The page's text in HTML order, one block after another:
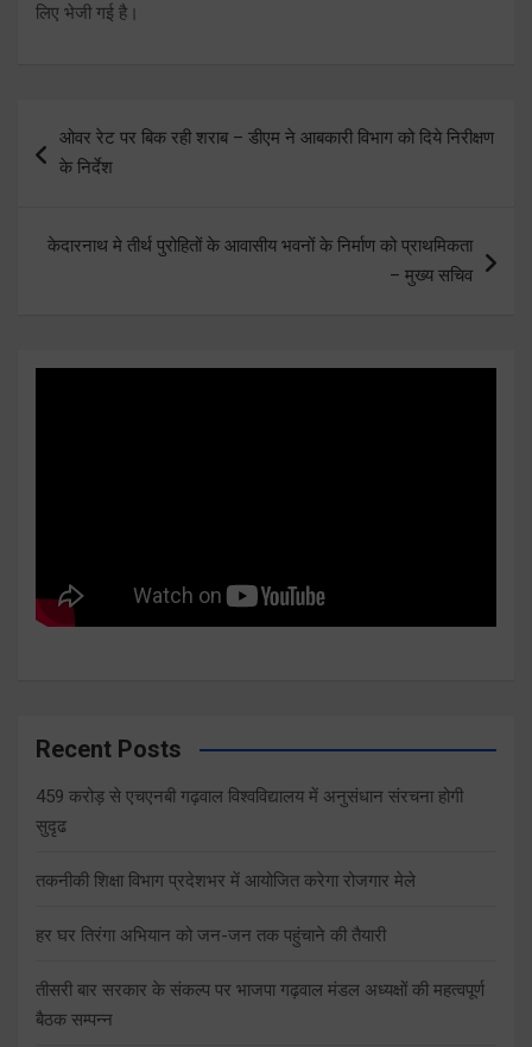
लिए भेजी गई है।
navigation
ओवर रेट पर बिक रही शराब – डीएम ने आबकारी विभाग को दिये निरीक्षण
के निर्देश
केदारनाथ मे तीर्थ पुरोहितों के आवासीय भवनों के निर्माण को प्राथमिकता
– मुख्य सचिव
Recent Posts
459 करोड़ से एचएनबी गढ़वाल विश्वविद्यालय में अनुसंधान संरचना होगी
सुदृढ
तकनीकी शिक्षा विभाग प्रदेशभर में आयोजित करेगा रोजगार मेले
हर घर तिरंगा अभियान को जन-जन तक पहुंचाने की तैयारी
तीसरी बार सरकार के संकल्प पर भाजपा गढ़वाल मंडल अध्यक्षों की महत्वपूर्ण
बैठक सम्पन्न